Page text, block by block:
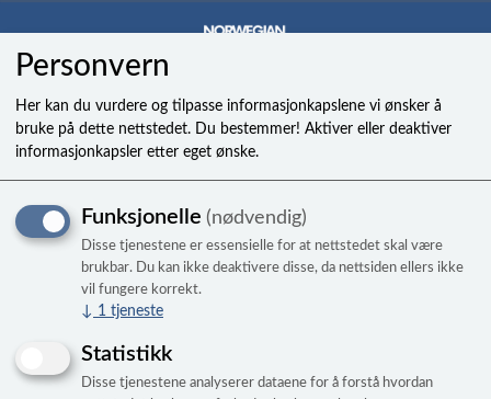
Tilbakeslagsventil/Propell
Check Valve 3/4in
Personvern
Her kan du vurdere og tilpasse informasjonkapslene vi ønsker å
bruke på dette nettstedet. Du bestemmer! Aktiver eller deaktiver
informasjonkapsler etter eget ønske.
Funksjonelle (nødvendig)
Disse tjenestene er essensielle for at nettstedet skal være
brukbar. Du kan ikke deaktivere disse, da nettsiden ellers ikke
vil fungere korrekt.
↓ 1 tjeneste
Statistikk
Disse tjenestene analyserer dataene for å forstå hvordan